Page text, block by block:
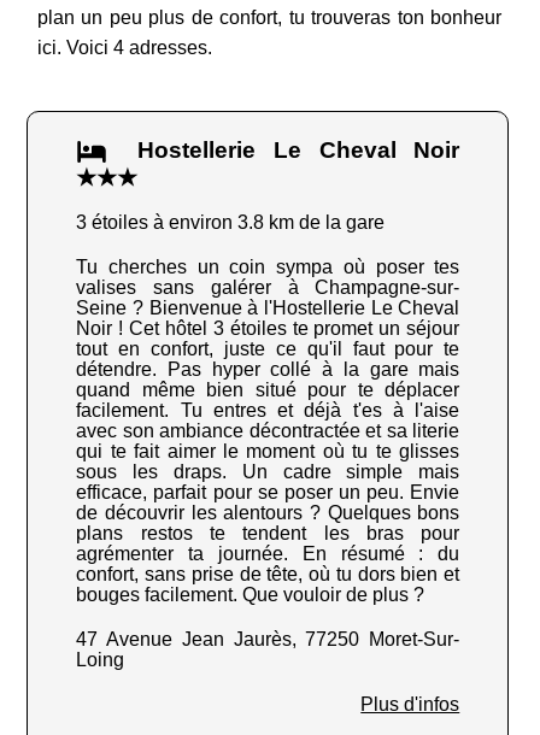
plan un peu plus de confort, tu trouveras ton bonheur
ici. Voici 4 adresses.
Hostellerie Le Cheval Noir
★★★
3 étoiles à environ 3.8 km de la gare
Tu cherches un coin sympa où poser tes
valises sans galérer à Champagne-sur-
Seine ? Bienvenue à l'Hostellerie Le Cheval
Noir ! Cet hôtel 3 étoiles te promet un séjour
tout en confort, juste ce qu'il faut pour te
détendre. Pas hyper collé à la gare mais
quand même bien situé pour te déplacer
facilement. Tu entres et déjà t'es à l'aise
avec son ambiance décontractée et sa literie
qui te fait aimer le moment où tu te glisses
sous les draps. Un cadre simple mais
efficace, parfait pour se poser un peu. Envie
de découvrir les alentours ? Quelques bons
plans restos te tendent les bras pour
agrémenter ta journée. En résumé : du
confort, sans prise de tête, où tu dors bien et
bouges facilement. Que vouloir de plus ?
47 Avenue Jean Jaurès, 77250 Moret-Sur-
Loing
Plus d'infos